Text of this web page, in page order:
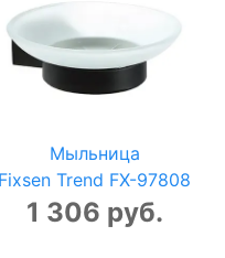
Мыльница
Fixsen Trend FX-97808
1 306 руб.